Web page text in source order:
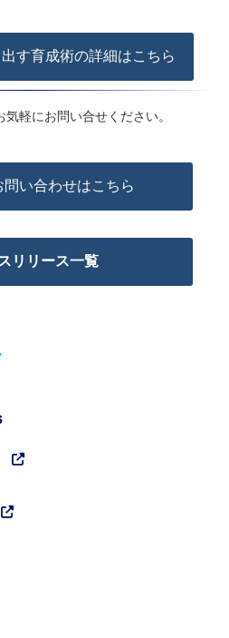
す育成術の詳細はこちら
軽にお問い合せください。
い合わせはこちら
リリース一覧